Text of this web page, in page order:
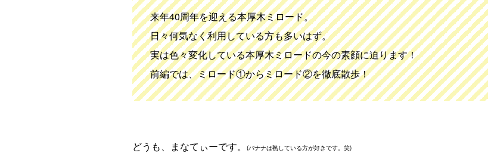
来年40周年を迎える本厚木ミロード。
日々何気なく利用している方も多いはず。
実は色々変化している本厚木ミロードの今の素顔に迫ります！
前編では、ミロード①からミロード②を徹底散歩！
どうも、まなてぃーです。 (バナナは熟している方が好きです。笑)